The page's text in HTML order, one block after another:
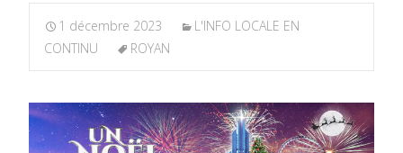
1 décembre 2023
L'INFO LOCALE EN
CONTINU
ROYAN